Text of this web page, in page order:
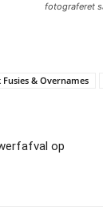
fotograferet
& Overnames
op